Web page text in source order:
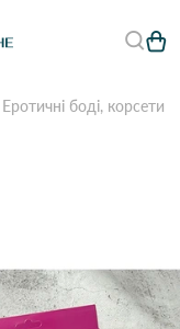
Еротичні боді, корсети